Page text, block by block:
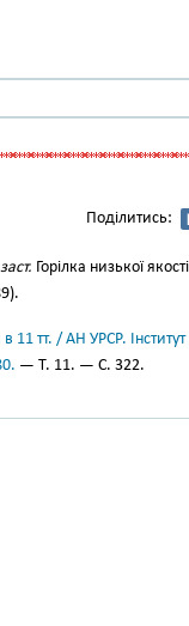
Поділитись:
Горілка низької
11 тт. / АН УРСР.
— Т. 11. — С. 322.